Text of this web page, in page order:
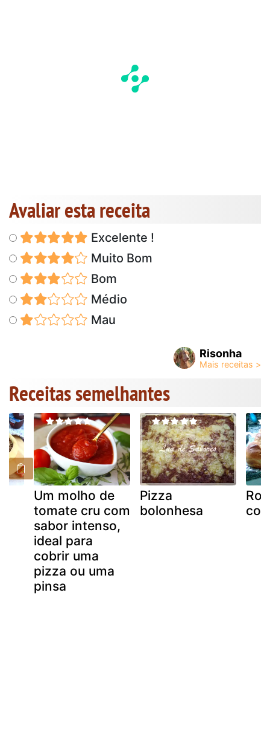
Avaliar esta receita
Excelente !
Muito Bom
Bom
Médio
Mau
Risonha
Receitas semelhantes
Um molho de
tomate cru com
sabor intenso,
ideal para
cobrir uma
pizza ou uma
pinsa
Pizza
bolonhesa